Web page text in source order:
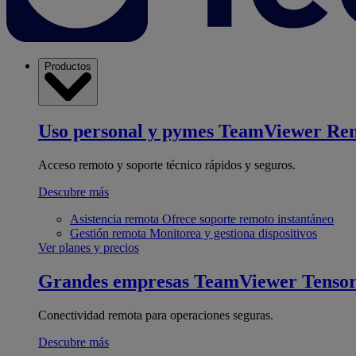
Productos
Uso personal y pymes TeamViewer
Acceso remoto y soporte técnico rápidos y seguros.
Descubre más
Asistencia remota Ofrece soporte remoto instantáneo
Gestión remota Monitorea y gestiona dispositivos
Ver planes y precios
Grandes empresas TeamViewer Tensor
Conectividad remota para operaciones seguras.
Descubre más